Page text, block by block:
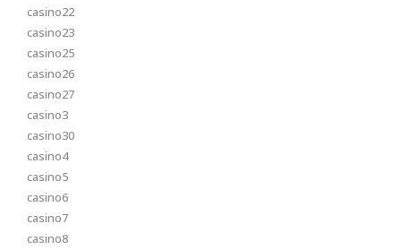
casino22
casino23
casino25
casino26
casino27
casino3
casino30
casino4
casino5
casino6
casino7
casino8